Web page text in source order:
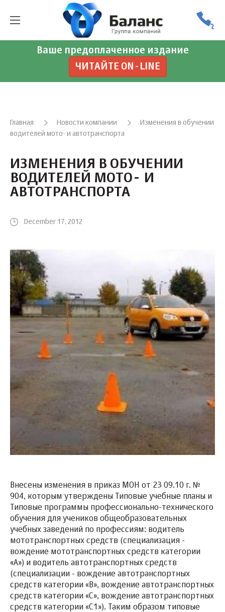
Ваше предоплаченное издание
ЧИТАЙТЕ ON-LINE
Главная Новости компании
Изменения в обучении
водителей мото- и автотранспорта
ИЗМЕНЕНИЯ В ОБУЧЕНИИ
ВОДИТЕЛЕЙ МОТО- И
АВТОТРАНСПОРТА
December 17, 2012
Внесены изменения в приказ МОН от 23 09.10 г. №
904, которым утверждены Типовые учебные планы и
Типовые программы профессионально-технического
обучения для учеников общеобразовательных
учебных заведений по профессиям: водитель
мототранспортных средств (специализация -
вождение мототранспортных средств категории
«А») и водитель автотранспортных средств
(специализации - вождение автотранспортных
средств категории «В», вождение автотранспортных
средств категории «С», вождение автотранспортных
средств категории «С1»). Таким образом типовые